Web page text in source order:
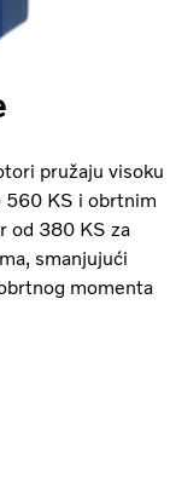
pružaju visoku
560 KS i obrtnim
od 380 KS za
smanjujući
momenta